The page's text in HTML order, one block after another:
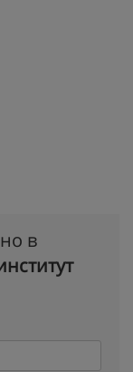
в